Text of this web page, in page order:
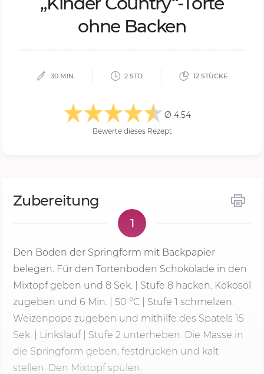
ohne Ba­cken
30 MIN. 2 STD. 12 STÜCKE
Ø 4,54
Bewerte dieses Rezept
Zubereitung
1
Den Boden der Springform mit Backpapier
belegen. Für den Tortenboden Schokolade in den
Mixtopf geben und 8 Sek. Stufe 8 hacken. Kokosöl
zugeben und 6 Min. 50 °C | Stufe 1 schmelzen.
Weizenpops zugeben und mithilfe des Spatels 15
Sek. | Linkslauf | Stufe 2 unterheben. Die Masse in
die Springform geben, festdrücken und kalt
stellen. Den Mixtopf spülen.